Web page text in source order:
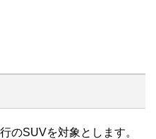
のSUVを対象とします。